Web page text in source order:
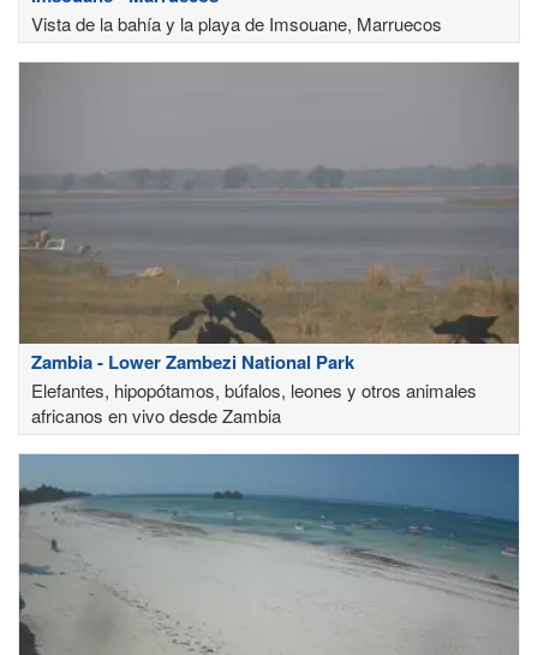
Vista de la bahía y la playa de Imsouane, Marruecos
Zambia - Lower Zambezi National Park
Elefantes, hipopótamos, búfalos, leones y otros animales
africanos en vivo desde Zambia